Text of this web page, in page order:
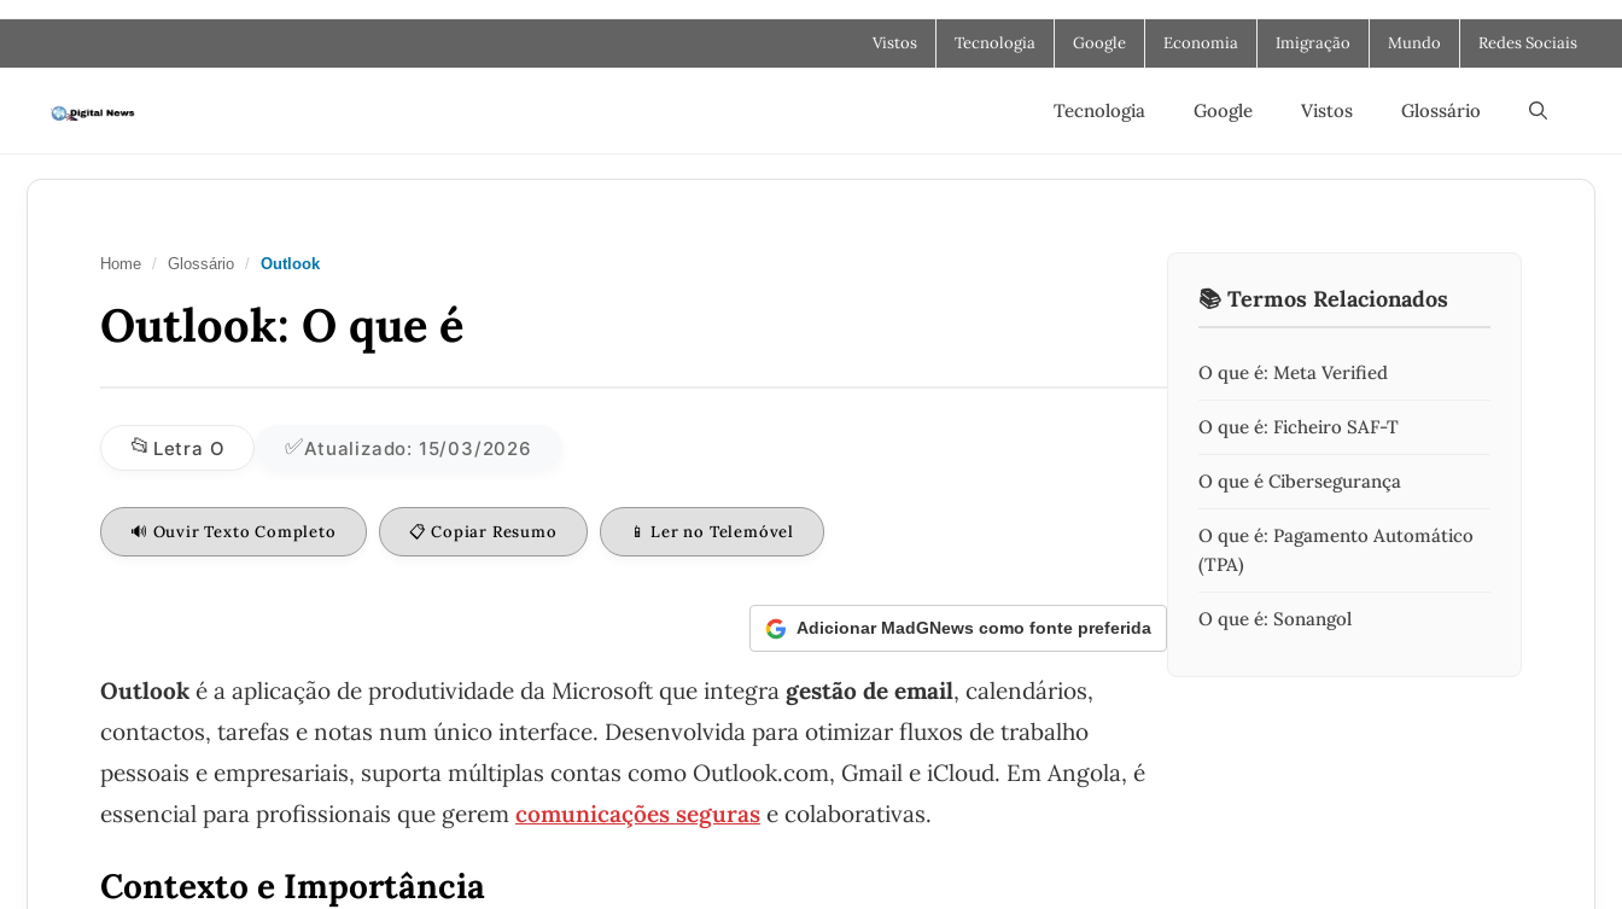
para
Vistos Tecnologia Google Economia Imigração Mundo Redes Sociais
Tecnologia Google Vistos Glossário
Home / Glossário / Outlook
Outlook: O que é
📂 Letra O ✅Atualizado: 15/03/2026
🔊 Ouvir Texto Completo 📋 Copiar Resumo 📱 Ler no Telemóvel
Adicionar MadGNews como fonte preferida
Outlook é a aplicação de produtividade da Microsoft que integra gestão de email, calendários,
contactos, tarefas e notas num único interface. Desenvolvida para otimizar fluxos de trabalho
pessoais e empresariais, suporta múltiplas contas como Outlook.com, Gmail e iCloud. Em Angola, é
essencial para profissionais que gerem comunicações seguras e colaborativas.
Contexto e Importância
📚 Termos Relacionados
O que é: Meta Verified
O que é: Ficheiro SAF-T
O que é Cibersegurança
O que é: Pagamento Automático
(TPA)
O que é: Sonangol